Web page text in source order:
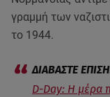
γραμμή των
το 1944.
D-Day: Η μέρα